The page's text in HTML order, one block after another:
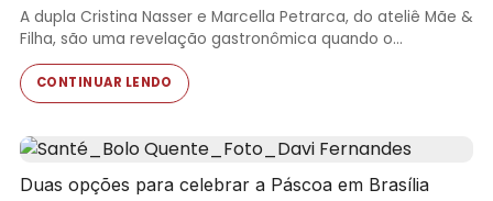
A dupla Cristina Nasser e Marcella Petrarca, do ateliê Mãe &
Filha, são uma revelação gastronômica quando o…
CONTINUAR LENDO
Duas opções para celebrar a Páscoa em Brasília